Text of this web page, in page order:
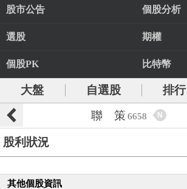
股市公告 個股分析
選股 期權
個股PK 比特幣
大盤 自選股 排行
聯 策 6658 N
股利狀況
其他個股資訊